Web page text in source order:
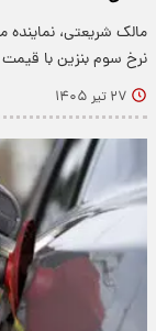
مالک شریعتی،
نرخ سوم بنزین با قیمت ۱۰ هزار تومان است؛ موضوعی که به…
۲۷ تیر ۱۴۰۵